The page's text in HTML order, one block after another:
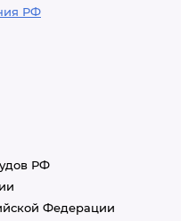
РФ
РФ
Федерации